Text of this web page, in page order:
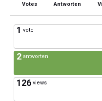
Votes Antworten
1 vote
2 antworten
126 views